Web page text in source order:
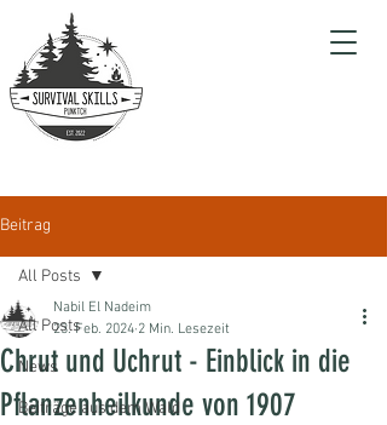
Beitrag
All Posts
News
Beiträge aus dem Wald
All Posts
Chrut und Uchrut - Einblick in die
Pflanzenheilkunde von 1907
Nabil El Nadeim
23. Feb. 2024 2 Min. Lesezeit